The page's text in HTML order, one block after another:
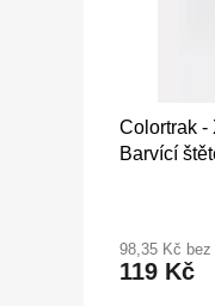
Colortrak -
Barvící
98,35 Kč bez
119 Kč